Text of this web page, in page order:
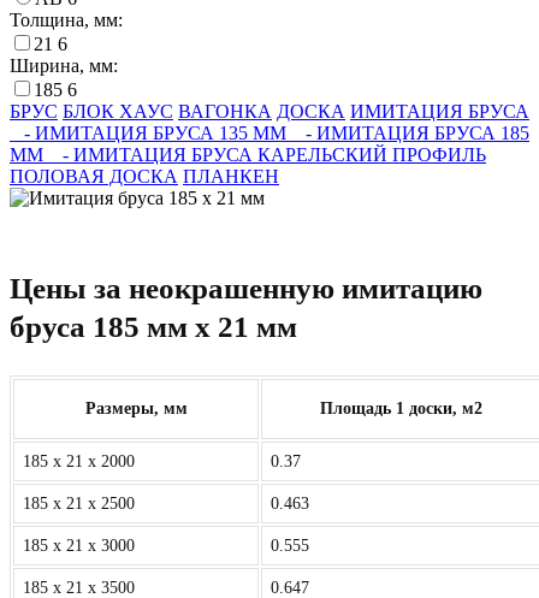
Толщина, мм:
21 6
Ширина, мм:
185 6
БРУС БЛОК ХАУС ВАГОНКА ДОСКА ИМИТАЦИЯ БРУСА
- ИМИТАЦИЯ БРУСА 135 ММ
- ИМИТАЦИЯ БРУСА 185
ММ
- ИМИТАЦИЯ БРУСА КАРЕЛЬСКИЙ ПРОФИЛЬ
ПОЛОВАЯ ДОСКА ПЛАНКЕН
Цены за неокрашенную имитацию
бруса 185 мм х 21 мм
Размеры, мм Площадь 1 доски, м2
185 x 21 x 2000 0.37
185 x 21 x 2500 0.463
185 x 21 x 3000 0.555
185 x 21 x 3500 0.647